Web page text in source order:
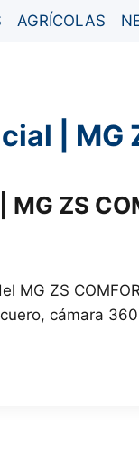
AGRÍCOLAS
| MG
ZS
MG ZS
cámara